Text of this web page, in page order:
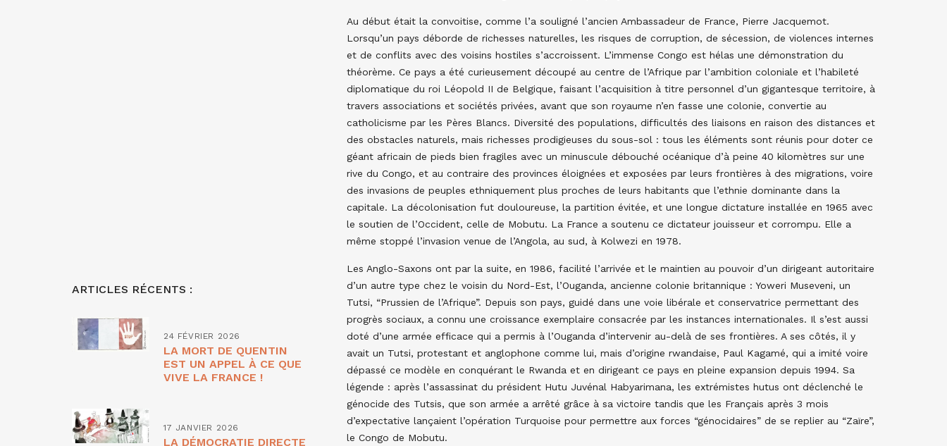
Au début était la convoitise, comme l’a souligné l’ancien Ambassadeur de France, Pierre Jacquemot.
Lorsqu’un pays déborde de richesses naturelles, les risques de corruption, de sécession, de violences internes
et de conflits avec des voisins hostiles s’accroissent. L’immense Congo est hélas une démonstration du
théorème. Ce pays a été curieusement découpé au centre de l’Afrique par l’ambition coloniale et l’habileté
diplomatique du roi Léopold II de Belgique, faisant l’acquisition à titre personnel d’un gigantesque territoire, à
travers associations et sociétés privées, avant que son royaume n’en fasse une colonie, convertie au
catholicisme par les Pères Blancs. Diversité des populations, difficultés des liaisons en raison des distances et
des obstacles naturels, mais richesses prodigieuses du sous-sol : tous les éléments sont réunis pour doter ce
géant africain de pieds bien fragiles avec un minuscule débouché océanique d’à peine 40 kilomètres sur une
rive du Congo, et au contraire des provinces éloignées et exposées par leurs frontières à des migrations, voire
des invasions de peuples ethniquement plus proches de leurs habitants que l’ethnie dominante dans la
capitale. La décolonisation fut douloureuse, la partition évitée, et une longue dictature installée en 1965 avec
le soutien de l’Occident, celle de Mobutu. La France a soutenu ce dictateur jouisseur et corrompu. Elle a
même stoppé l’invasion venue de l’Angola, au sud, à Kolwezi en 1978.
Les Anglo-Saxons ont par la suite, en 1986, facilité l’arrivée et le maintien au pouvoir d’un dirigeant autoritaire
d’un autre type chez le voisin du Nord-Est, l’Ouganda, ancienne colonie britannique : Yoweri Museveni, un
Tutsi, “Prussien de l’Afrique”. Depuis son pays, guidé dans une voie libérale et conservatrice permettant des
progrès sociaux, a connu une croissance exemplaire consacrée par les instances internationales. Il s’est aussi
doté d’une armée efficace qui a permis à l’Ouganda d’intervenir au-delà de ses frontières. A ses côtés, il y
avait un Tutsi, protestant et anglophone comme lui, mais d’origine rwandaise, Paul Kagamé, qui a imité voire
dépassé ce modèle en conquérant le Rwanda et en dirigeant ce pays en pleine expansion depuis 1994. Sa
légende : après l’assassinat du président Hutu Juvénal Habyarimana, les extrémistes hutus ont déclenché le
génocide des Tutsis, que son armée a arrêté grâce à sa victoire tandis que les Français après 3 mois
d’expectative lançaient l’opération Turquoise pour permettre aux forces “génocidaires” de se replier au “Zaïre”,
le Congo de Mobutu.
ARTICLES RÉCENTS :
24 FÉVRIER 2026
LA MORT DE QUENTIN
EST UN APPEL À CE QUE
VIVE LA FRANCE !
17 JANVIER 2026
LA DÉMOCRATIE DIRECTE